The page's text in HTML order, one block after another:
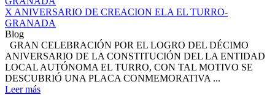
X ANIVERSARIO DE CREACION ELA EL TURRO-
GRANADA
Blog
GRAN CELEBRACIÓN POR EL LOGRO DEL DÉCIMO
ANIVERSARIO DE LA CONSTITUCIÓN DEL LA ENTIDAD
LOCAL AUTÓNOMA EL TURRO, CON TAL MOTIVO SE
DESCUBRIÓ UNA PLACA CONMEMORATIVA ...
Leer más